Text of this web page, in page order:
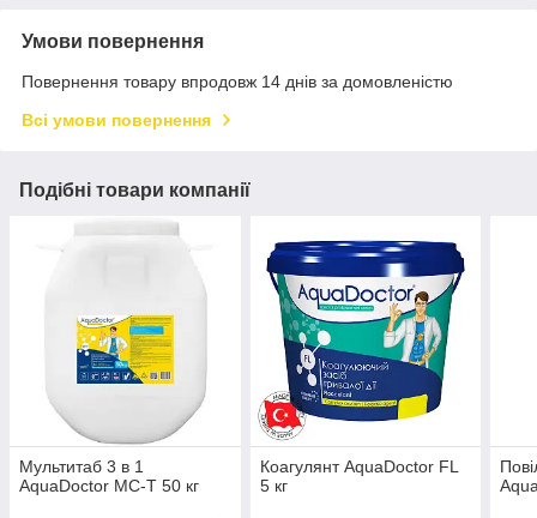
Умови повернення
Повернення товару впродовж 14 днів за домовленістю
Всі умови повернення
Подібні товари компанії
Мультитаб 3 в 1
AquaDoctor MC-T 50 кг
Коагулянт AquaDoctor FL
5 кг